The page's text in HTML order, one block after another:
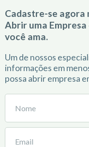
Cadastre-se agora
Abrir uma
você ama.
Um de nossos
informações em
possa abrir empresa